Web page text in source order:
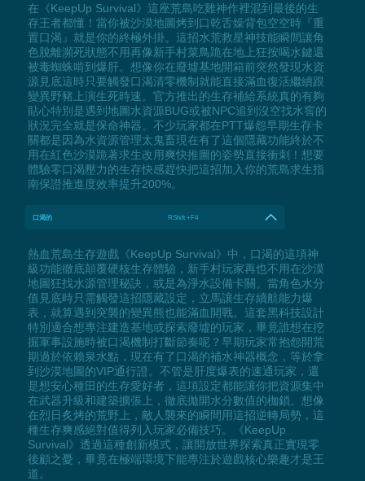
在《KeepUp Survival》這座荒島吃雞神作裡混到最後的生
存王者都懂！當你被沙漠地圖烤到口乾舌燥背包空空時『重
置口渴』就是你的終極外掛。這招水荒救星神技能瞬間讓角
色脫離瀕死狀態不用再像新手村菜鳥跪在地上狂按喝水鍵還
被毒蜘蛛啃到爆肝。想像你在廢墟基地開箱前突然發現水資
源見底這時只要觸發口渴清零機制就能直接滿血復活繼續跟
變異野豬上演生死時速。官方推出的生存補給系統真的有夠
貼心特別是遇到地圖水資源BUG或被NPC追到沒空找水窖的
狀況完全就是保命神器。不少玩家都在PTT爆怨早期生存卡
關都是因為水資源管理太鬼畜現在有了這個隱藏功能終於不
用在紅色沙漠跪著求生改用爽快推圖的姿勢直接衝刺！想要
體驗零口渴壓力的生存快感趕快把這招加入你的荒島求生指
南保證推進度效率提升200%。
口渴的 RShift +F4
熱血荒島生存遊戲《KeepUp Survival》中，口渴的這項神
級功能徹底顛覆硬核生存體驗，新手村玩家再也不用在沙漠
地圖狂找水源管理秘訣，或是為淨水設備卡關。當角色水分
值見底時只需觸發這招隱藏設定，立馬讓生存續航能力爆
表，就算遇到突襲的變異熊也能滿血開戰。這套黑科技設計
特別適合想專注建造基地或探索廢墟的玩家，畢竟誰想在挖
掘軍事設施時被口渴機制打斷節奏呢？早期玩家常抱怨開荒
期過於依賴泉水點，現在有了口渴的補水神器概念，等於拿
到沙漠地圖的VIP通行證。不管是肝度爆表的速通玩家，還
是想安心種田的生存愛好者，這項設定都能讓你把資源集中
在武器升級和建築擴張上，徹底拋開水分數值的枷鎖。想像
在烈日炙烤的荒野上，敵人襲來的瞬間用這招逆轉局勢，這
種生存爽感絕對值得列入玩家必備技巧。《KeepUp
Survival》透過這種創新模式，讓開放世界探索真正實現零
後顧之憂，畢竟在極端環境下能專注於遊戲核心樂趣才是王
道。